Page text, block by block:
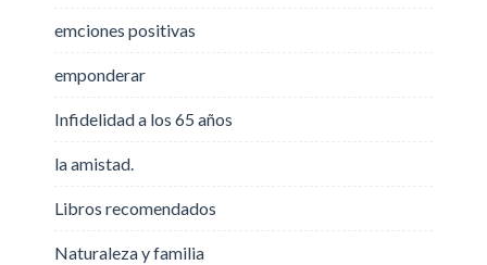
emciones positivas
emponderar
Infidelidad a los 65 años
la amistad.
Libros recomendados
Naturaleza y familia